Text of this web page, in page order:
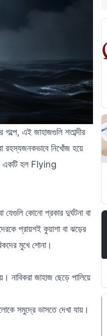
এই জাহাজগুলি শতাব্দীর
রহস্যজনকভাবে নিখোঁজ হয়ে
একটি হল Flying
কোনো প্রকার দুর্ঘটনা বা
প্রায়শই কুয়াশা বা ঝড়ের
মুখে শোনা।
জাহাজ ছেড়ে পালিয়ে
সমুদ্রে ভাসতে দেখা যায়।